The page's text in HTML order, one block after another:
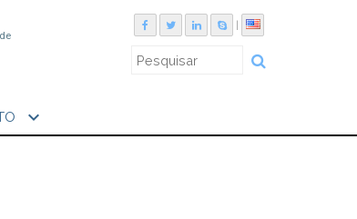
expand_more